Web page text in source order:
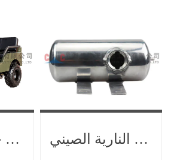
من أين تشتري ملحقات ميني جيب الصينية؟ كل ما تحتاج لمعرفته حول خزان وقود الدراجات النارية الصيني